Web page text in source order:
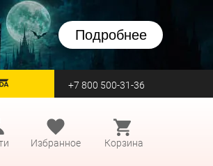
Подробнее
перейти на Zvezda +7 800 500-31-36
Избранное Корзина